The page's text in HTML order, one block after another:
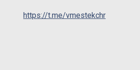
https://t.me/vmestekchr